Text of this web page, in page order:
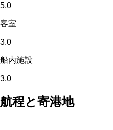
5.0
客室
3.0
船内施設
3.0
航程と寄港地